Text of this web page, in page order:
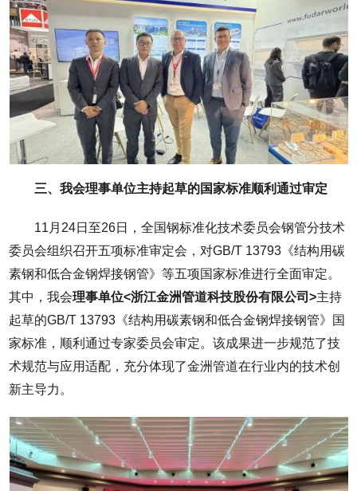
三、我会理事单位主持起草的国家标准顺利通过审定
11月24日至26日，全国钢标准化技术委员会钢管分技术
委员会组织召开五项标准审定会，对GB/T 13793《结构用碳
素钢和低合金钢焊接钢管》等五项国家标准进行全面审定。
其中，我会理事单位<浙江金洲管道科技股份有限公司>主持
起草的GB/T 13793《结构用碳素钢和低合金钢焊接钢管》国
家标准，顺利通过专家委员会审定。该成果进一步规范了技
术规范与应用适配，充分体现了金洲管道在行业内的技术创
新主导力。